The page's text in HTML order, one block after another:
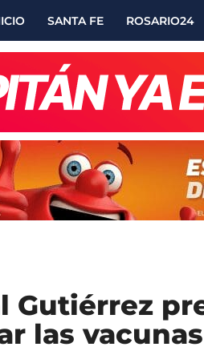
SANTA FE ROSARIO24
Gutiérrez
las